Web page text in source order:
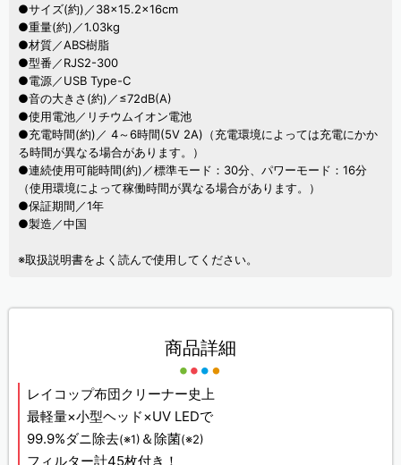
●サイズ(約)／38×15.2×16cm
●重量(約)／1.03kg
●材質／ABS樹脂
●型番／RJS2-300
●電源／USB Type-C
●音の大きさ(約)／≤72dB(A)
●使用電池／リチウムイオン電池
●充電時間(約)／ 4～6時間(5V 2A)（充電環境によっては充電にかか
る時間が異なる場合があります。）
●連続使用可能時間(約)／標準モード：30分、パワーモード：16分
（使用環境によって稼働時間が異なる場合があります。）
●保証期間／1年
●製造／中国
※取扱説明書をよく読んで使用してください。
商品詳細
レイコップ布団クリーナー史上
最軽量×小型ヘッド×UV LEDで
99.9%ダニ除去(※1) ＆除菌(※2)
フィルター計45枚付き！